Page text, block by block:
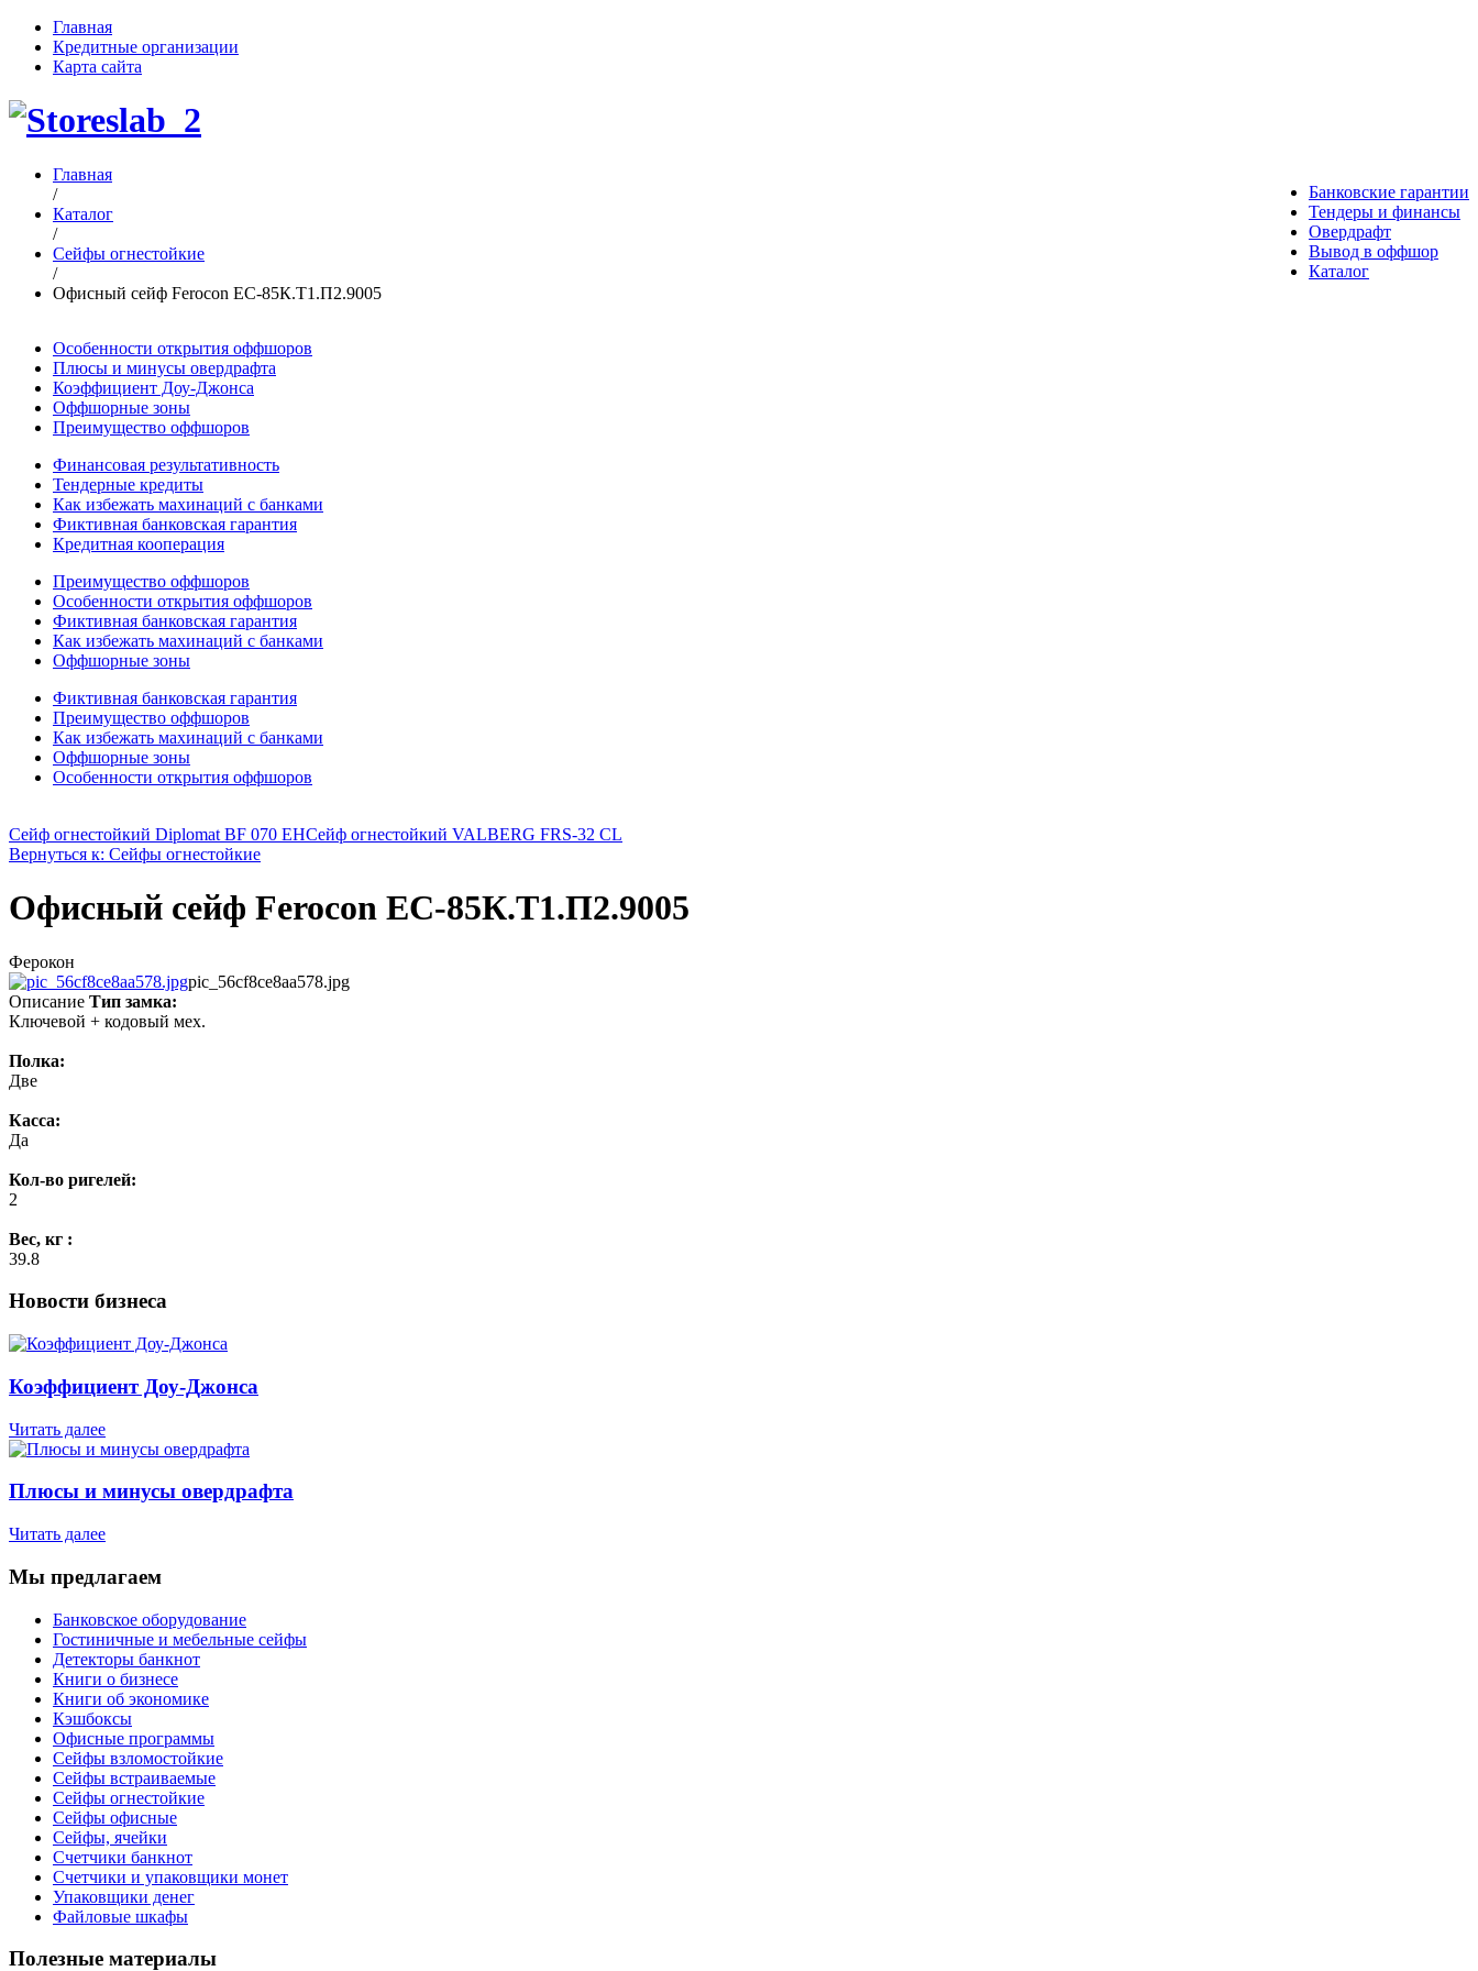
Главная
Кредитные организации
Карта сайта
Банковские гарантии
Тендеры и финансы
Овердрафт
Вывод в оффшор
Каталог
Главная
/
Каталог
/
Сейфы огнестойкие
/
Офисный сейф Ferocon ЕС-85К.Т1.П2.9005
Особенности открытия оффшоров
Плюсы и минусы овердрафта
Коэффициент Доу-Джонса
Оффшорные зоны
Преимущество оффшоров
Финансовая результативность
Тендерные кредиты
Как избежать махинаций с банками
Фиктивная банковская гарантия
Кредитная кооперация
Преимущество оффшоров
Особенности открытия оффшоров
Фиктивная банковская гарантия
Как избежать махинаций с банками
Оффшорные зоны
Фиктивная банковская гарантия
Преимущество оффшоров
Как избежать махинаций с банками
Оффшорные зоны
Особенности открытия оффшоров
Сейф огнестойкий Diplomat BF 070 EHСейф огнестойкий VALBERG FRS-32 CL
Вернуться к: Сейфы огнестойкие
Офисный сейф Ferocon ЕС-85К.Т1.П2.9005
Ферокон
pic_56cf8ce8aa578.jpg
Описание Тип замка:
Ключевой + кодовый мех.
Полка:
Две
Касса:
Да
Кол-во ригелей:
2
Вес, кг :
39.8
Новости бизнеса
Коэффициент Доу-Джонса
Читать далее
Плюсы и минусы овердрафта
Читать далее
Мы предлагаем
Банковское оборудование
Гостиничные и мебельные сейфы
Детекторы банкнот
Книги о бизнесе
Книги об экономике
Кэшбоксы
Офисные программы
Сейфы взломостойкие
Сейфы встраиваемые
Сейфы огнестойкие
Сейфы офисные
Сейфы, ячейки
Счетчики банкнот
Счетчики и упаковщики монет
Упаковщики денег
Файловые шкафы
Полезные материалы